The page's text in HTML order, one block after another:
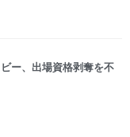
ー、出場資格剥奪を不